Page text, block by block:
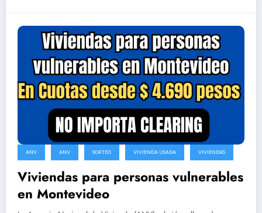
ANV ANV SORTEO VIVIENDA USADA VIVIENDAS
Viviendas para personas vulnerables
en Montevideo